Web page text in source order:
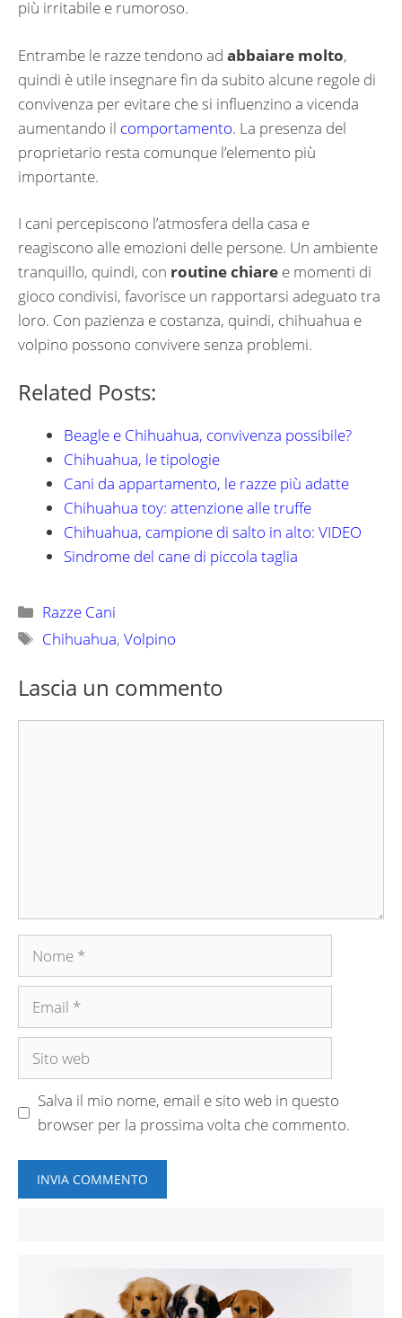
più irritabile e rumoroso.
Entrambe le razze tendono ad abbaiare molto,
quindi è utile insegnare fin da subito alcune regole di
convivenza per evitare che si influenzino a vicenda
aumentando il comportamento. La presenza del
proprietario resta comunque l’elemento più
importante.
I cani percepiscono l’atmosfera della casa e
reagiscono alle emozioni delle persone. Un ambiente
tranquillo, quindi, con routine chiare e momenti di
gioco condivisi, favorisce un rapportarsi adeguato tra
loro. Con pazienza e costanza, quindi, chihuahua e
volpino possono convivere senza problemi.
Related Posts:
Beagle e Chihuahua, convivenza possibile?
Chihuahua, le tipologie
Cani da appartamento, le razze più adatte
Chihuahua toy: attenzione alle truffe
Chihuahua, campione di salto in alto: VIDEO
Sindrome del cane di piccola taglia
Categorie
Razze Cani
Tag
Chihuahua,Volpino
Lascia un commento
Nome
Email
Sito
Salva il mio nome, email e sito web in questo
browser per la prossima volta che commento.